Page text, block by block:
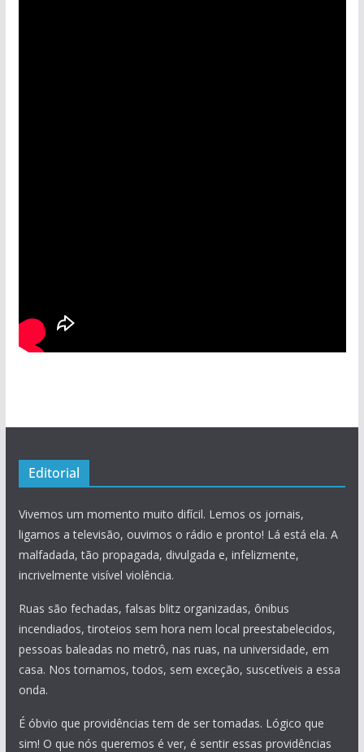
Editorial
Vivemos um momento muito difícil. Lemos os jornais,
ligamos a televisão, ouvimos o rádio e pronto! Lá está ela. A
malfadada, tão propagada, divulgada e, infelizmente,
incrivelmente visível violência.
Ruas são fechadas, falsas blitz organizadas, ônibus
incendiados, tiroteios sem hora nem local preestabelecidos,
pessoas baleadas no metrô, nas ruas, na universidade, em
casa. Nos tornamos, todos, sem exceção, suscetíveis a essa
onda.
É óbvio que providências tem de ser tomadas. Lógico que
sim! O que nós queremos é ver, é sentir essas providências